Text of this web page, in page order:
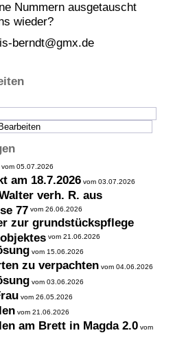
Nummern ausgetauscht
wieder?
berndt@gmx.de
vom 05.07.2026
am 18.7.2026 vom 03.07.2026
verh. R. aus
77 vom 26.06.2026
zur grundstückspflege
vom 21.06.2026
vom 15.06.2026
zu verpachten vom 04.06.2026
vom 03.06.2026
vom 26.05.2026
vom 21.06.2026
am Brett in Magda 2.0 vom